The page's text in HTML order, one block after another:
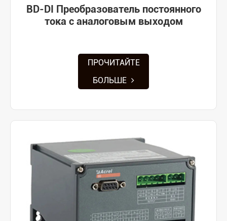
BD-DI Преобразователь постоянного
тока с аналоговым выходом
ПРОЧИТАЙТЕ
БОЛЬШЕ